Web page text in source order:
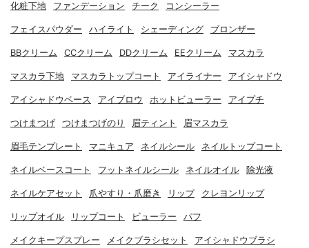
化粧下地 ファンデーション チーク コンシーラー
フェイスパウダー ハイライト シェーディング ブロンザー
BBクリーム CCクリーム DDクリーム EEクリーム マスカラ
マスカラ下地 マスカラトップコート アイライナー アイシャドウ
アイシャドウベース アイブロウ ホットビューラー アイプチ
つけまつげ つけまつげのり 眉ティント 眉マスカラ
眉毛テンプレート マニキュア ネイルシール ネイルトップコート
ネイルベースコート フットネイルシール ネイルオイル 除光液
ネイルケアセット 爪やすり・爪磨き リップ クレヨンリップ
リップオイル リップコート ビューラー パフ
メイクキープスプレー メイクブラシセット アイシャドウブラシ